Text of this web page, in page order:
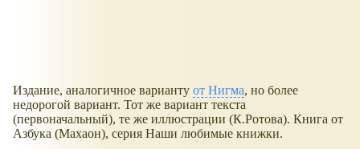
Издание, аналогичное варианту от Нигма, но более
недорогой вариант. Тот же вариант текста
(первоначальный), те же иллюстрации (К.Ротова). Книга от
Азбука (Махаон), серия Наши любимые книжки.